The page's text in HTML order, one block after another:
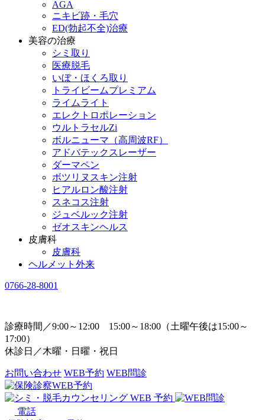
AGA
ニキビ跡・毛穴
ED(勃起不全)治療
美容の治療
シミ取り
医療脱毛
いぼ・ほくろ取り
トライビームプレミアム
ライムライト
エレクトロポレーション
ウルトラセルZi
ボルニューマ（高周波RF）
アドバテックスレーザー
ダーマペン
ボツリヌスキン注射
ヒアルロン酸注射
スネコス注射
ジュベルック注射
ゼオスキンヘルス
皮膚科
皮膚科
ヘルメット外来
0766-28-8001
診療時間／9:00～12:00 15:00～18:00（土曜午後は15:00～
17:00）
休診日／木曜・日曜・祝日
お問い合わせ WEB予約 WEB問診
電話